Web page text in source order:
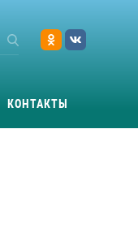
КОНТАКТЫ